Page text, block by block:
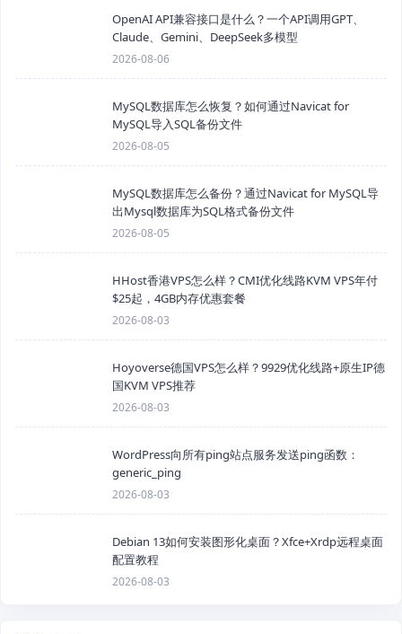
OpenAI API兼容接口是什么？一个API调用GPT、
Claude、Gemini、DeepSeek多模型
2026-08-06
MySQL数据库怎么恢复？如何通过Navicat for
MySQL导入SQL备份文件
2026-08-05
MySQL数据库怎么备份？通过Navicat for MySQL导
出Mysql数据库为SQL格式备份文件
2026-08-05
HHost香港VPS怎么样？CMI优化线路KVM VPS年付
$25起，4GB内存优惠套餐
2026-08-03
Hoyoverse德国VPS怎么样？9929优化线路+原生IP德
国KVM VPS推荐
2026-08-03
WordPress向所有ping站点服务发送ping函数：
generic_ping
2026-08-03
Debian 13如何安装图形化桌面？Xfce+Xrdp远程桌面
配置教程
2026-08-03